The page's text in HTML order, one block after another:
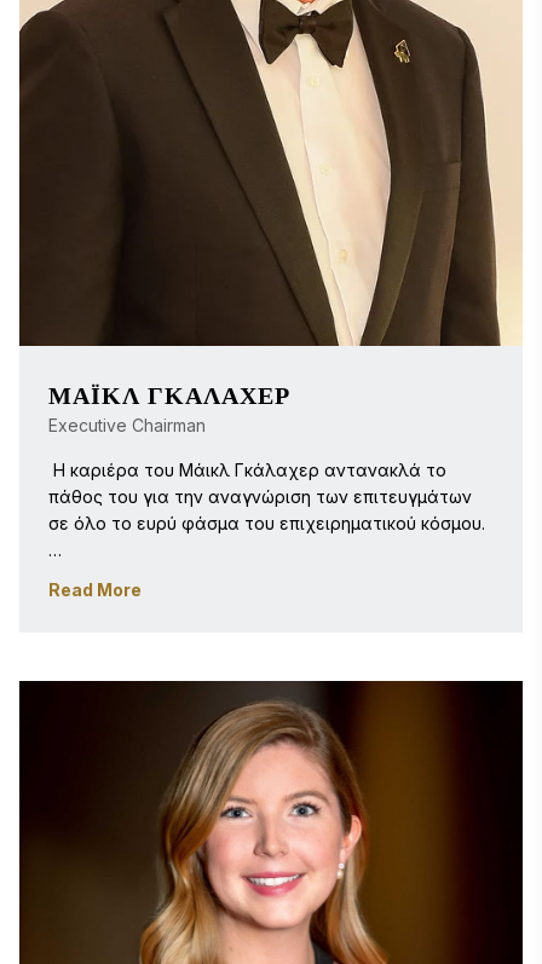
ΜΆΙΚΛ ΓΚΆΛΑΧΕΡ
Executive Chairman
Η καριέρα του Μάικλ Γκάλαχερ αντανακλά το
πάθος του για την αναγνώριση των επιτευγμάτων
σε όλο το ευρύ φάσμα του επιχειρηματικού κόσμου.
εργαζομένων σε όλο τον κόσμο που κάθε μέρα
ίδρυσε τα βραβεία Stevie® το 2002. Το όνομα
«Stevie» προέρχεται από το ελληνικό όνομα
«Στέφανος», που σημαίνει «στεφανωμένος».
Η δέσμευση του Μάικλ να τιμά την αριστεία
ξεκίνησε κατά τη διάρκεια της θητείας του ως
Αντιπροέδρου των «The New York Festivals»,
διοργανωτή μερικών από τους μεγαλύτερους
διεθνείς διαγωνισμούς βραβείων στον κόσμο για τον
κινηματογράφο, την τηλεόραση, τη διαφήμιση και
άλλα μέσα ενημέρωσης. Υπό την ηγεσία του, από το
Read More